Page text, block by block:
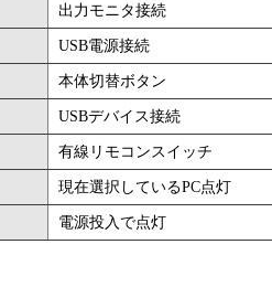
出力モニタ接続
USB電源接続
本体切替ボタン
USBデバイス接続
有線リモコンスイッチ
現在選択しているPC点灯
電源投入で点灯